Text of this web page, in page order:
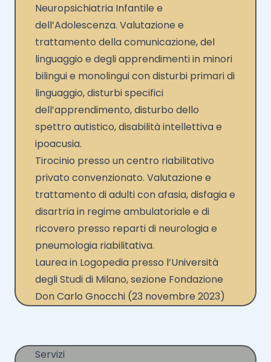
Neuropsichiatria Infantile e
dell’Adolescenza. Valutazione e
trattamento della comunicazione, del
linguaggio e degli apprendimenti in minori
bilingui e monolingui con disturbi primari di
linguaggio, disturbi specifici
dell’apprendimento, disturbo dello
spettro autistico, disabilità intellettiva e
ipoacusia.
Tirocinio presso un centro riabilitativo
privato convenzionato. Valutazione e
trattamento di adulti con afasia, disfagia e
disartria in regime ambulatoriale e di
ricovero presso reparti di neurologia e
pneumologia riabilitativa.
Laurea in Logopedia presso l’Università
degli Studi di Milano, sezione Fondazione
Don Carlo Gnocchi (23 novembre 2023)
Servizi